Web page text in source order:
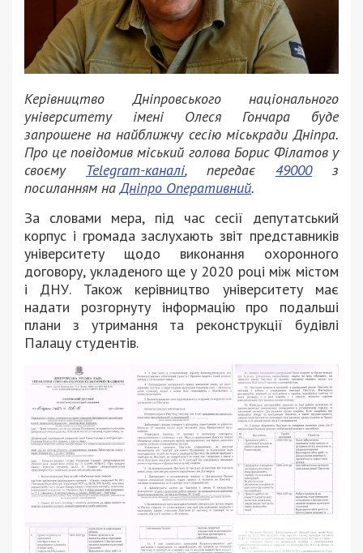
Керівництво Дніпровського національного
університету імені Олеся Гончара буде
запрошене на найближчу сесію міськради Дніпра.
Про це повідомив міський голова Борис Філатов у
своєму Telegram-каналі, передає 49000з
посиланням наДніпро Оперативний.
За словами мера, під час сесії депутатський
корпус і громада заслухають звіт представників
університету щодо виконання охоронного
договору, укладеного ще у 2020 році між містом
і ДНУ. Також керівництво університету має
надати розгорнуту інформацію про подальші
плани з утримання та реконструкції будівлі
Палацу студентів.